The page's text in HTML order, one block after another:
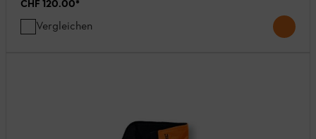
CHF 120.00*
Vergleichen